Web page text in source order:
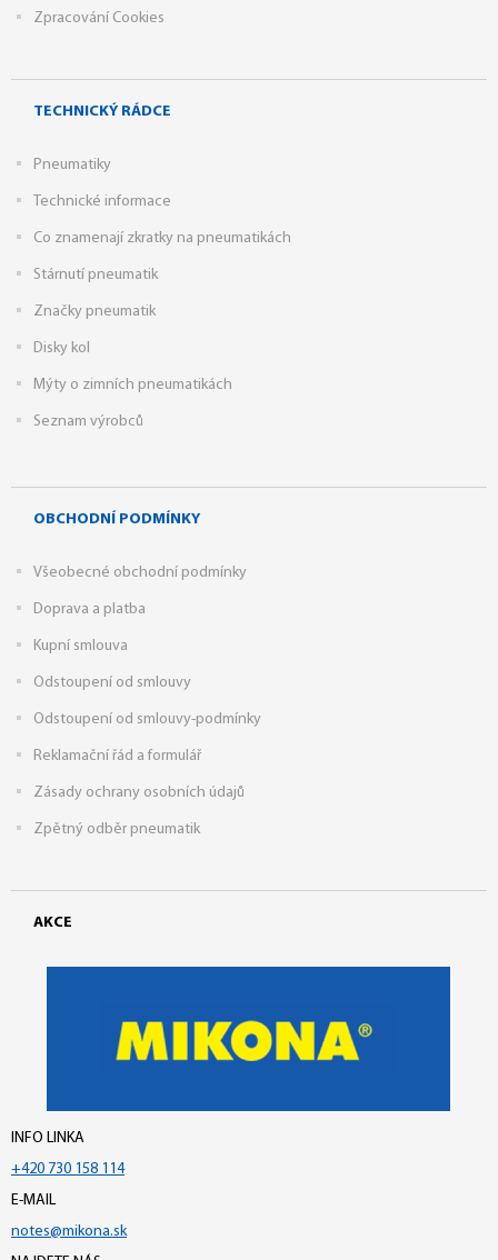
Zpracování Cookies
TECHNICKÝ RÁDCE
Pneumatiky
Technické informace
Co znamenají zkratky na pneumatikách
Stárnutí pneumatik
Značky pneumatik
Disky kol
Mýty o zimních pneumatikách
Seznam výrobců
OBCHODNÍ PODMÍNKY
Všeobecné obchodní podmínky
Doprava a platba
Kupní smlouva
Odstoupení od smlouvy
Odstoupení od smlouvy-podmínky
Reklamační řád a formulář
Zásady ochrany osobních údajů
Zpětný odběr pneumatik
AKCE
INFO LINKA
+420 730 158 114
E-MAIL
notes@mikona.sk